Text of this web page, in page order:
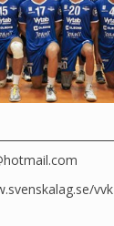
vvk